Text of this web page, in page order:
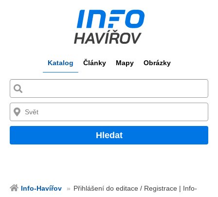
Katalog Články Mapy Obrázky
Hledat
Info-Havířov
Přihlášení do editace / Registrace | Info-